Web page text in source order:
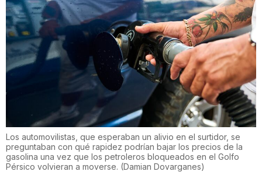
Los automovilistas, que esperaban un alivio en el surtidor, se
preguntaban con qué rapidez podrían bajar los precios de la
gasolina una vez que los petroleros bloqueados en el Golfo
Pérsico volvieran a moverse. (Damian Dovarganes)